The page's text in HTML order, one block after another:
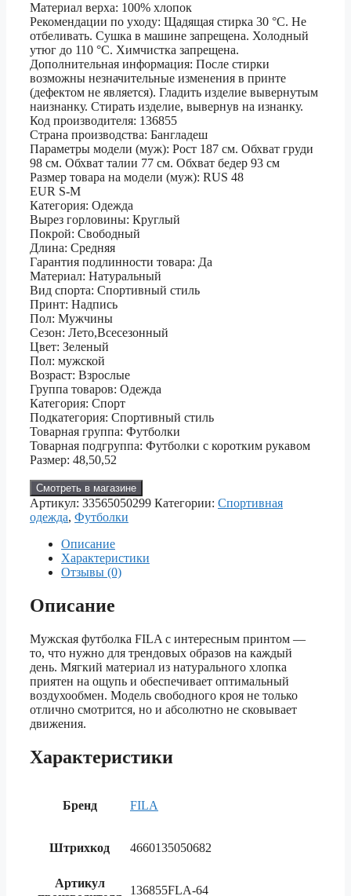
Материал верха: 100% хлопок
Рекомендации по уходу: Щадящая стирка 30 °C. Не
отбеливать. Сушка в машине запрещена. Холодный
утюг до 110 °C. Химчистка запрещена.
Дополнительная информация: После стирки
возможны незначительные изменения в принте
(дефектом не является). Гладить изделие вывернутым
наизнанку. Стирать изделие, вывернув на изнанку.
Код производителя: 136855
Страна производства: Бангладеш
Параметры модели (муж): Рост 187 см. Обхват груди
98 см. Обхват талии 77 см. Обхват бедер 93 см
Размер товара на модели (муж): RUS 48
EUR S-M
Категория: Одежда
Вырез горловины: Круглый
Покрой: Свободный
Длина: Средняя
Гарантия подлинности товара: Да
Материал: Натуральный
Вид спорта: Спортивный стиль
Принт: Надпись
Пол: Мужчины
Сезон: Лето,Всесезонный
Цвет: Зеленый
Пол: мужской
Возраст: Взрослые
Группа товаров: Одежда
Категория: Спорт
Подкатегория: Спортивный стиль
Товарная группа: Футболки
Товарная подгруппа: Футболки с коротким рукавом
Размер: 48,50,52
Смотреть в магазине
Артикул: 33565050299 Категории: Спортивная
одежда, Футболки
Описание
Характеристики
Отзывы (0)
Описание
Мужская футболка FILA с интересным принтом —
то, что нужно для трендовых образов на каждый
день. Мягкий материал из натурального хлопка
приятен на ощупь и обеспечивает оптимальный
воздухообмен. Модель свободного кроя не только
отлично смотрится, но и абсолютно не сковывает
движения.
Характеристики
Бренд FILA
Штрихкод 4660135050682
Артикул
136855FLA-64